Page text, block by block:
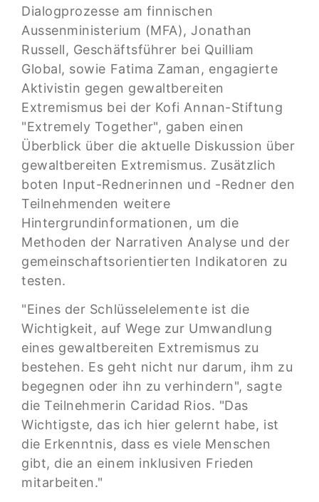
Dialogprozesse am finnischen
Aussenministerium (MFA), Jonathan
Russell, Geschäftsführer bei Quilliam
Global, sowie Fatima Zaman, engagierte
Aktivistin gegen gewaltbereiten
Extremismus bei der Kofi Annan-Stiftung
"Extremely Together", gaben einen
Überblick über die aktuelle Diskussion über
gewaltbereiten Extremismus. Zusätzlich
boten Input-Rednerinnen und -Redner den
Teilnehmenden weitere
Hintergrundinformationen, um die
Methoden der Narrativen Analyse und der
gemeinschaftsorientierten Indikatoren zu
testen.
"Eines der Schlüsselelemente ist die
Wichtigkeit, auf Wege zur Umwandlung
eines gewaltbereiten Extremismus zu
bestehen. Es geht nicht nur darum, ihm zu
begegnen oder ihn zu verhindern", sagte
die Teilnehmerin Caridad Rios. "Das
Wichtigste, das ich hier gelernt habe, ist
die Erkenntnis, dass es viele Menschen
gibt, die an einem inklusiven Frieden
mitarbeiten."